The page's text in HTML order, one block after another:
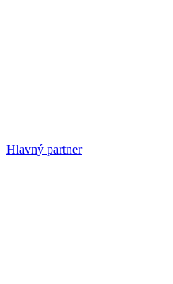
Hlavný partner